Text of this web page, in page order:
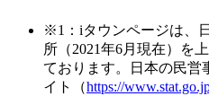
※1：iタウンページは、
所（2021年6月現在）を
ております。日本の民営
イト（https://